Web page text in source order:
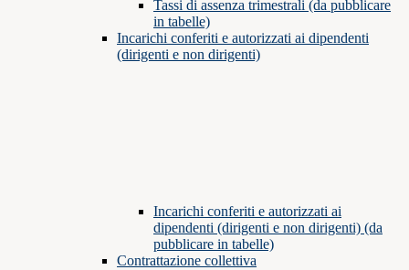
Tassi di assenza trimestrali (da pubblicare
in tabelle)
Incarichi conferiti e autorizzati ai dipendenti
(dirigenti e non dirigenti)
Incarichi conferiti e autorizzati ai
dipendenti (dirigenti e non dirigenti) (da
pubblicare in tabelle)
Contrattazione collettiva